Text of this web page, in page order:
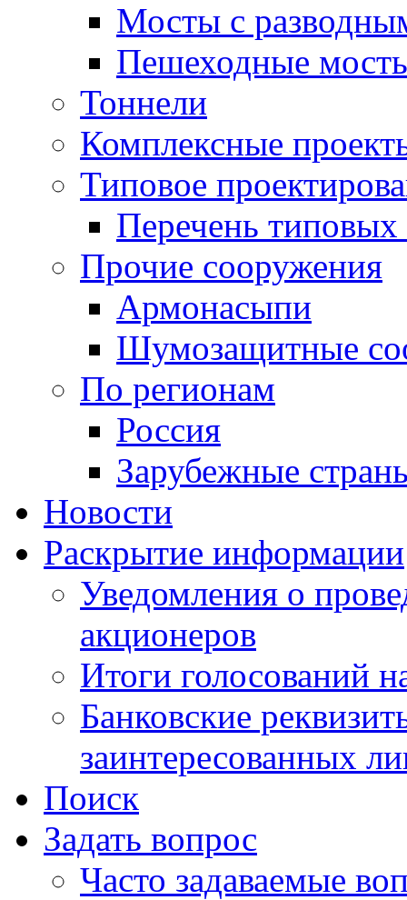
Мосты с
Пешеходные
Тоннели
Комплексные
Типовое
Перечень типовых
Прочие сооружения
Армонасыпи
Шумозащитные
По регионам
Россия
Зарубежные
Новости
Раскрытие информации
Уведомления о
акционеров
Итоги голосований
Банковские
заинтересованных
Поиск
Задать вопрос
Часто задаваемые